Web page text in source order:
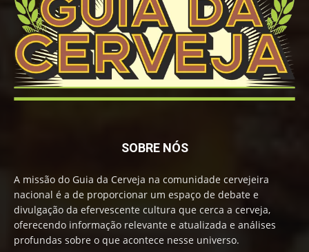
SOBRE NÓS
A missão do Guia da Cerveja na comunidade cervejeira
nacional é a de proporcionar um espaço de debate e
divulgação da efervescente cultura que cerca a cerveja,
oferecendo informação relevante e atualizada e análises
profundas sobre o que acontece nesse universo.